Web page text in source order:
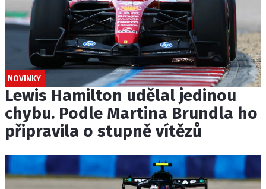
NOVINKY
Lewis Hamilton udělal jedinou
chybu. Podle Martina Brundla ho
připravila o stupně vítězů